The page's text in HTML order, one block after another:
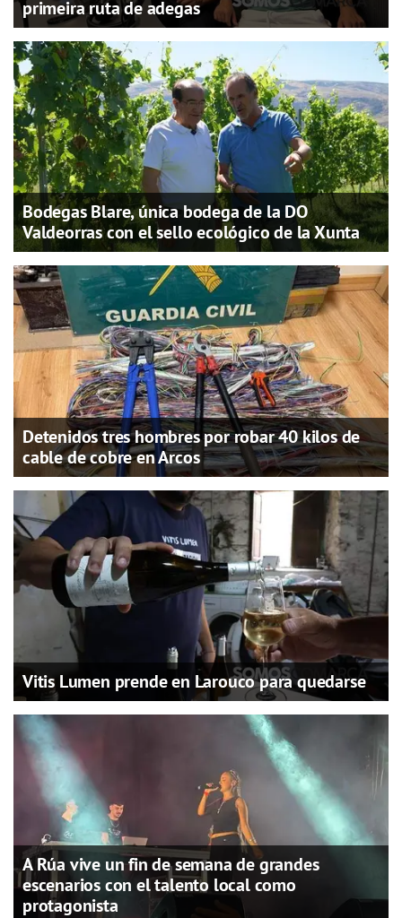
primeira ruta de adegas
Bodegas Blare, única bodega de la DO
Valdeorras con el sello ecológico de la Xunta
Detenidos tres hombres por robar 40 kilos de
cable de cobre en Arcos
Vitis Lumen prende en Larouco para quedarse
A Rúa vive un fin de semana de grandes
escenarios con el talento local como
protagonista